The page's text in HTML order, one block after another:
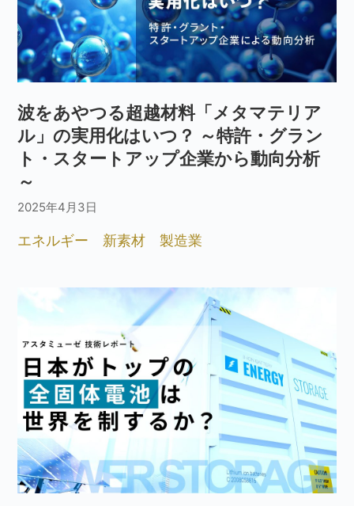
波をあやつる超越材料「メタマテリア
ル」の実用化はいつ？ ～特許・グラン
ト・スタートアップ企業から動向分析
～
2025年4月3日
エネルギー 新素材 製造業